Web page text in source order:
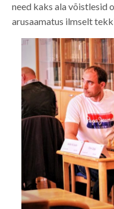
need kaks ala võistlesid
arusaamatus ilmselt